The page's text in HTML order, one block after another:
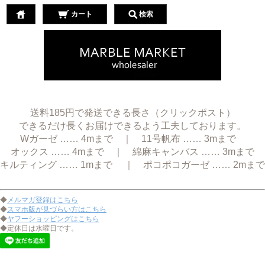
カート 検索
送料185円で発送できる長さ（クリックポスト）
できるだけ長くお届けできるよう工夫しております。
Wガーゼ …… 4mまで ｜ 11号帆布 …… 3mまで
オックス …… 4mまで ｜ 綿麻キャンバス …… 3mまで
キルティング …… 1mまで ｜ ポコポコガーゼ …… 2mまで
◆メルマガ登録はこちら
◆スマホ版が見づらい方はこちら
◆ヤフーショッピングはこちら
◆定休日は水曜日です。